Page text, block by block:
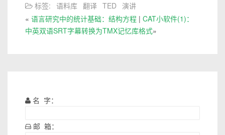
标签: 语料库 翻译 TED 演讲
« 语言研究中的统计基础：结构方程 | CAT小软件(1)：
中英双语SRT字幕转换为TMX记忆库格式»
名 字：
邮 箱：